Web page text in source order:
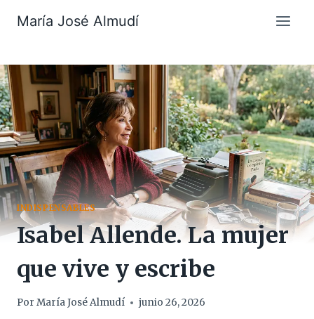
María José Almudí
INDISPENSABLES
Isabel Allende. La mujer
que vive y escribe
Por María José Almudí junio 26, 2026